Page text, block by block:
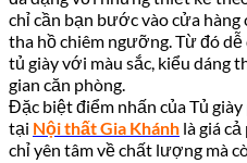
chỉ cần bạn bước vào cửa
tha hồ chiêm ngưỡng. Từ đó
tủ giày với màu sắc, kiểu dáng
gian căn phòng.
Đặc biệt điểm nhấn của Tủ
tại Nội thất Gia Khánh là giá
chỉ yên tâm về chất lượng mà